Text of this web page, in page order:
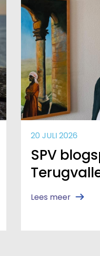
20 JULI 2026
SPV
Lees meer